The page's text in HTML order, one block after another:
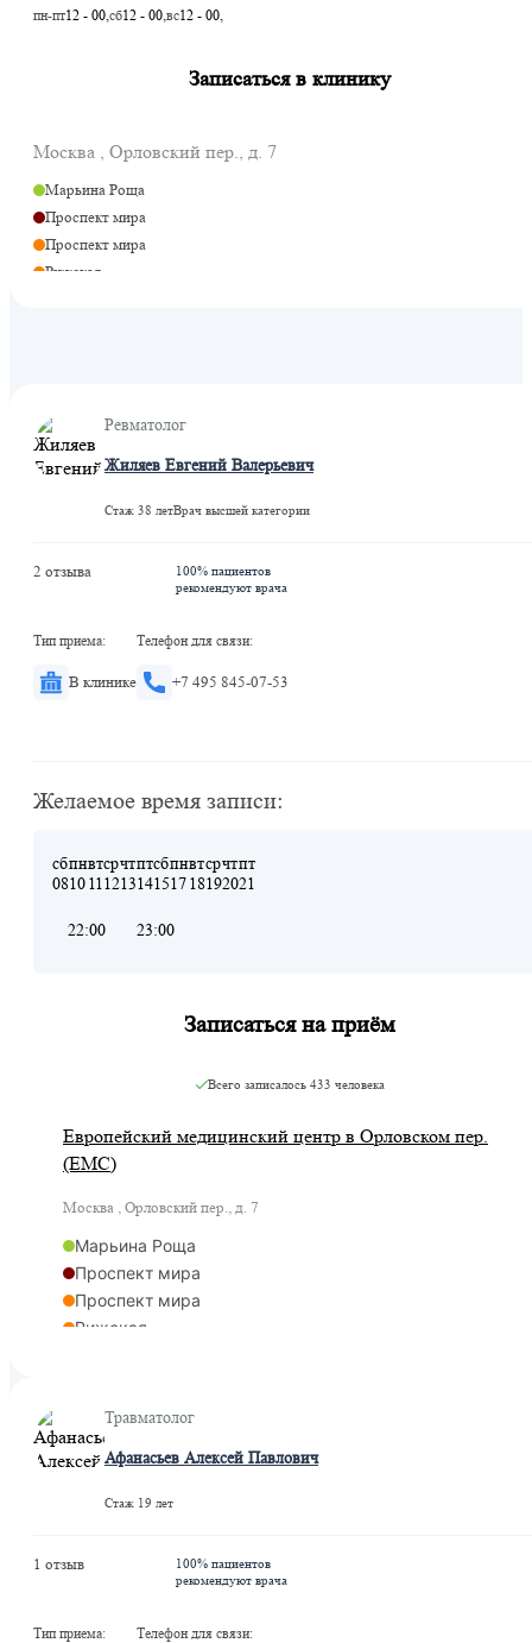
пн-пт12 - 00,сб12 - 00,вс12 - 00,
Записаться в клинику
Москва , Орловский пер., д. 7
Марьина Роща
Проспект мира
Проспект мира
Рижская
Ревматолог
Жиляев Евгений Валерьевич
Стаж 38 летВрач высшей категории
2 отзыва
100% пациентов
рекомендуют врача
Тип приема:
В клинике
Телефон для связи:
+7 495 845-07-53
Желаемое время записи:
сб
08
пн
10
вт
11
ср
12
чт
13
пт
14
сб
15
пн
17
вт
18
ср
19
чт
20
пт
21
22:00 23:00
Записаться на приём
Всего записалось433 человека
Европейский медицинский центр в Орловском пер.
(ЕМС)
Москва , Орловский пер., д. 7
Марьина Роща
Проспект мира
Проспект мира
Рижская
Рижская
Травматолог
Афанасьев Алексей Павлович
Стаж 19 лет
1 отзыв
100% пациентов
рекомендуют врача
Тип приема: Телефон для связи: